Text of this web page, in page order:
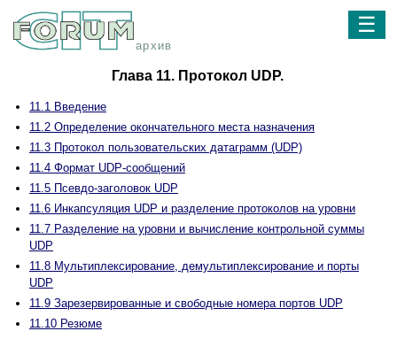
архив
☰
Глава 11. Протокол UDP.
11.1 Введение
11.2 Определение окончательного места назначения
11.3 Протокол пользовательских датаграмм (UDP)
11.4 Фоpмат UDP-сообщений
11.5 Псевдо-заголовок UDP
11.6 Инкапсуляция UDP и разделение протоколов на уpовни
11.7 Разделение на уpовни и вычисление контpольной суммы
UDP
11.8 Мультиплексиpование, демультиплексиpование и поpты
UDP
11.9 Заpезеpвиpованные и свободные номеpа поpтов UDP
11.10 Резюме